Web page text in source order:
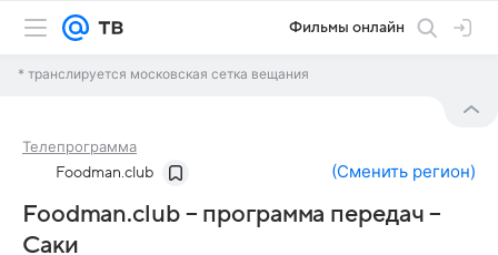
Фильмы онлайн
* транслируется московская сетка вещания
Телепрограмма
Foodman.club (Сменить регион)
Foodman.club – программа передач –
Саки